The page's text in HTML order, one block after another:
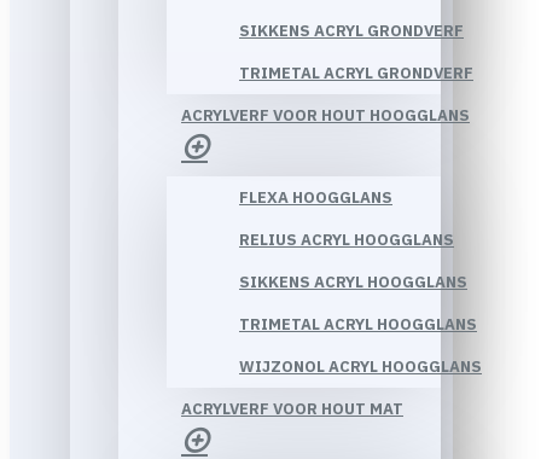
SIKKENS ACRYL GRONDVERF
TRIMETAL ACRYL GRONDVERF
ACRYLVERF VOOR HOUT HOOGGLANS
FLEXA HOOGGLANS
RELIUS ACRYL HOOGGLANS
SIKKENS ACRYL HOOGGLANS
TRIMETAL ACRYL HOOGGLANS
WIJZONOL ACRYL HOOGGLANS
ACRYLVERF VOOR HOUT MAT